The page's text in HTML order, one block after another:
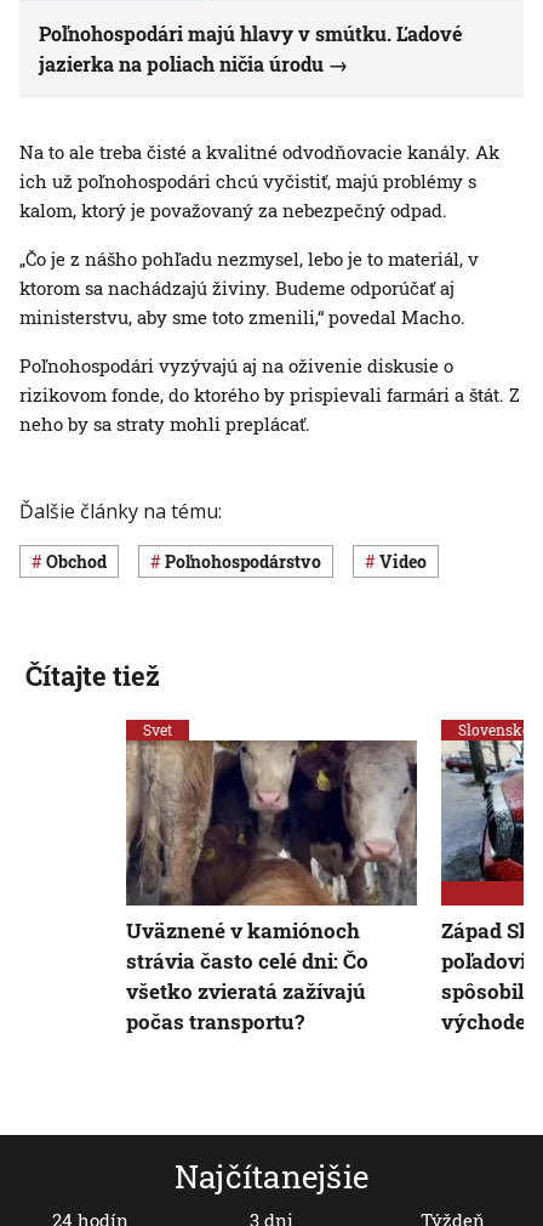
Poľnohospodári majú hlavy v smútku. Ľadové
jazierka na poliach ničia úrodu
Na to ale treba čisté a kvalitné odvodňovacie kanály. Ak
ich už poľnohospodári chcú vyčistiť, majú problémy s
kalom, ktorý je považovaný za nebezpečný odpad.
„Čo je z nášho pohľadu nezmysel, lebo je to materiál, v
ktorom sa nachádzajú živiny. Budeme odporúčať aj
ministerstvu, aby sme toto zmenili,“ povedal Macho.
Poľnohospodári vyzývajú aj na oživenie diskusie o
rizikovom fonde, do ktorého by prispievali farmári a štát. Z
neho by sa straty mohli preplácať.
Ďalšie články na tému:
obchod poľnohospodárstvo Video
Najčítanejšie
24 hodín 3 dni Týždeň
Čítajte tiež
Svet
Uväznené v kamiónoch
strávia často celé dni: Čo
všetko zvieratá zažívajú
počas transportu?
Slovensko
Západ
spôsobilo
východe